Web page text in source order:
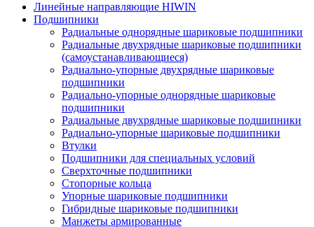
Линейные направляющие HIWIN
Подшипники
Радиальные однорядные шариковые подшипники
Радиальные двухрядные шариковые подшипники
(самоустанавливающиеся)
Радиально-упорные двухрядные шариковые
подшипники
Радиально-упорные однорядные шариковые
подшипники
Радиальные двухрядные шариковые подшипники
Радиально-упорные шариковые подшипники
Втулки
Подшипники для специальных условий
Сверхточные подшипники
Стопорные кольца
Упорные шариковые подшипники
Гибридные шариковые подшипники
Манжеты армированные